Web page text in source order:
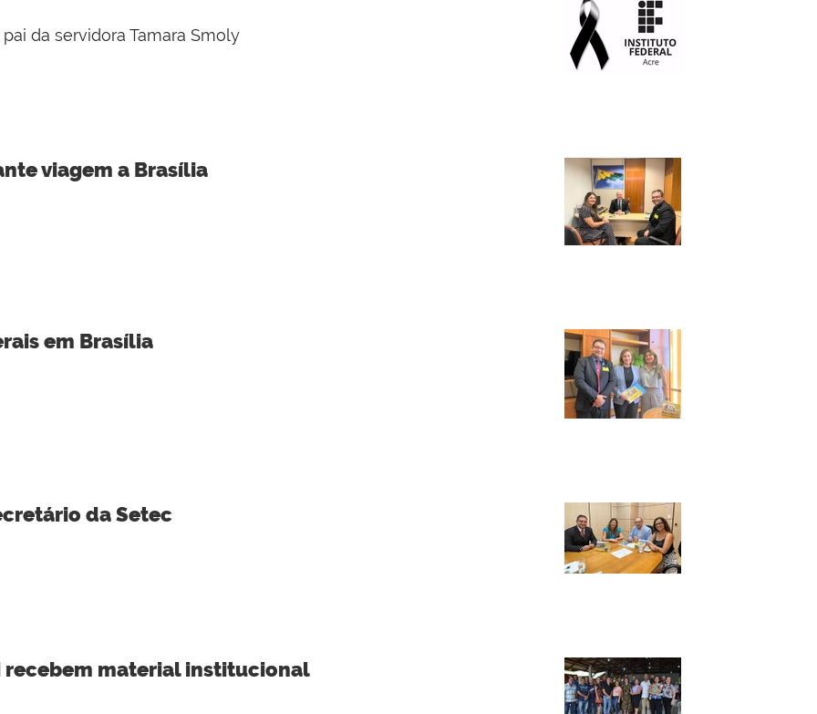
da servidora Tamara Smoly
viagem a Brasília
em Brasília
da Setec
recebem material institucional